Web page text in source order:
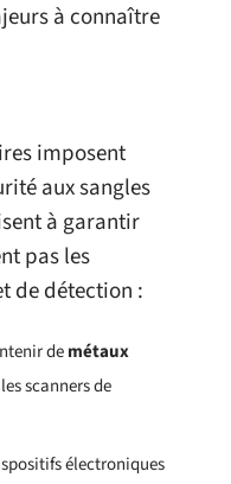
à connaître
imposent
aux sangles
à garantir
pas les
de détection :
demétaux
scanners de
électroniques